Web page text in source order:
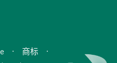
· 商标
·